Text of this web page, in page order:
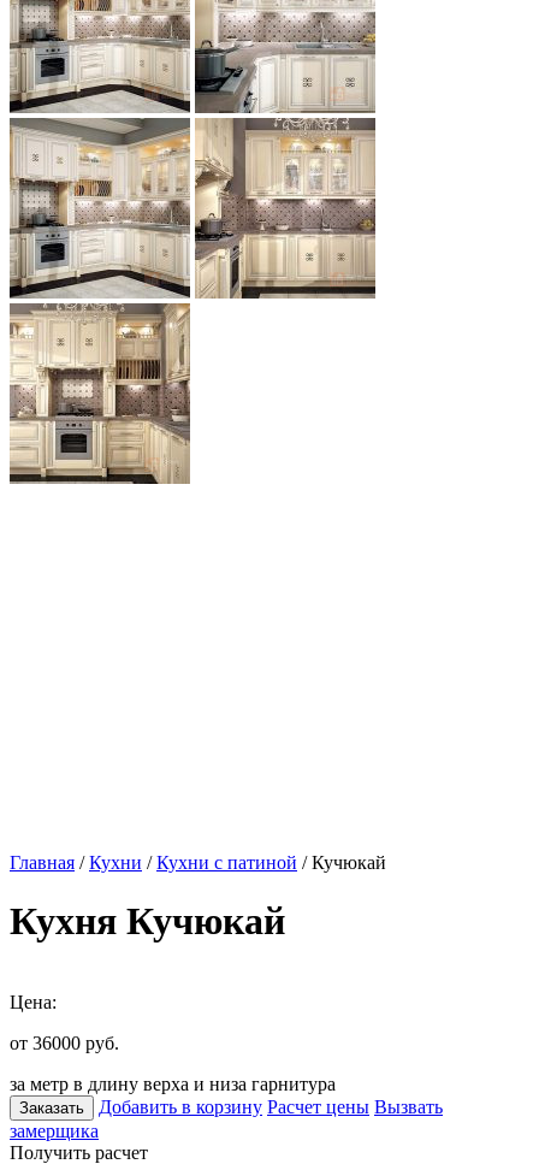
Главная /Кухни /Кухни с патиной / Кучюкай
Кухня Кучюкай
Цена:
от 36000 руб.
за метр в длину верха и низа гарнитура
Заказать Добавить в корзину Расчет цены Вызвать
замерщика
Получить расчет